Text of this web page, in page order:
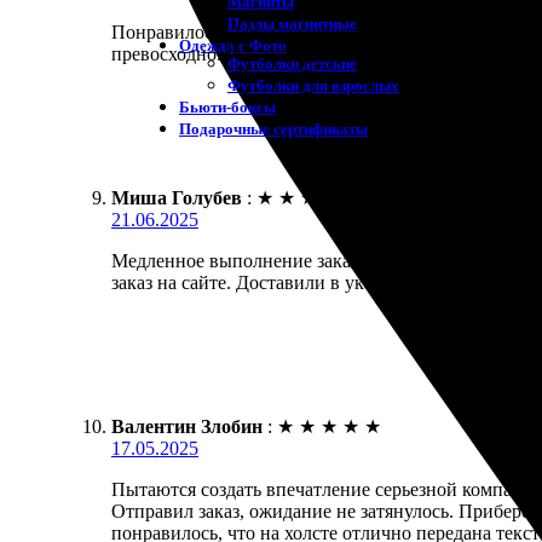
Пазлы магнитные
Одежда с Фото
Футболки детские
Футболки для взрослых
Бьюти-боксы
Подарочные сертификаты
Понравилось. Заказала печать фото на холсте.
превосходно. Рекомендую всем!
Миша Голубев : ★ ★ ★
21.06.2025
Медленное выполнение заказа, но в целом
заказ на сайте. Доставили в указанный срок, что
Валентин Злобин : ★ ★ ★ ★ ★
17.05.2025
Пытаются создать впечатление серьезной
Отправил заказ, ожидание не затянулось.
понравилось, что на холсте отлично передана